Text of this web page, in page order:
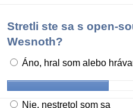
Stretli ste sa s open-
Wesnoth?
Áno, hral som alebo
Nie, nestretol som sa